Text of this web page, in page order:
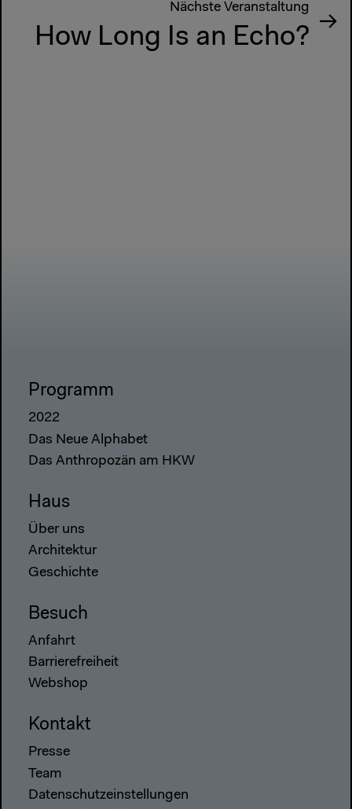
Nächste Veranstaltung
How Long Is an Echo?
Programm
2022
Das Neue Alphabet
Das Anthropozän am HKW
Haus
Über uns
Architektur
Geschichte
Besuch
Anfahrt
Barrierefreiheit
Webshop
Kontakt
Presse
Team
Datenschutzeinstellungen